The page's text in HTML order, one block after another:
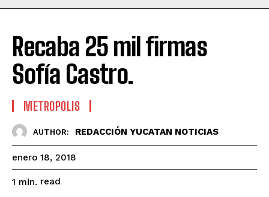
Recaba 25 mil firmas
Sofía Castro.
METROPOLIS
AUTHOR: REDACCIÓN YUCATAN NOTICIAS
enero 18, 2018
1 min. read